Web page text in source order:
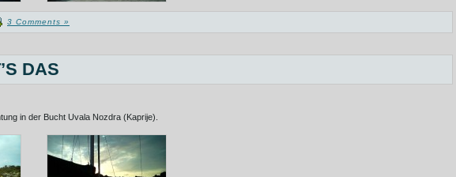
3 Comments »
DAS
in der Bucht Uvala Nozdra (Kaprije).